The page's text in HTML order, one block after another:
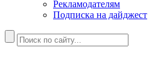
Рекламодателям
Подписка на дайджест